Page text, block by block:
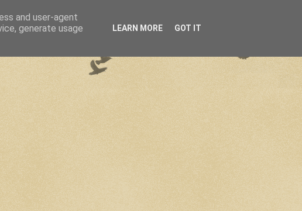
and user-agent
generate usage
LEARN MORE GOT IT